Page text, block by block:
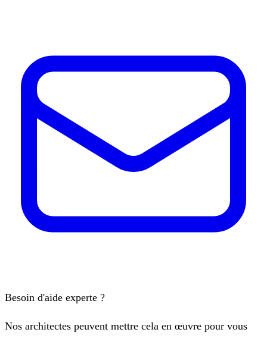
Besoin d'aide experte ?
Nos architectes peuvent mettre cela en œuvre pour vous